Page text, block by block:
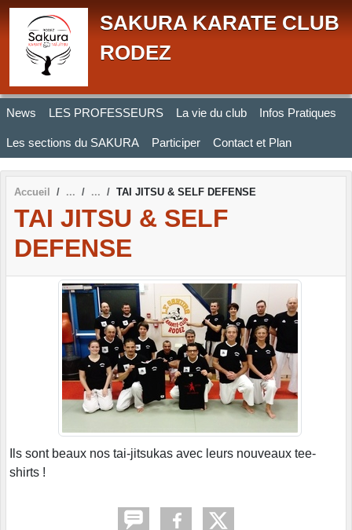
SAKURA KARATE CLUB
RODEZ
News LES PROFESSEURS La vie du club Infos Pratiques
Les sections du SAKURA Participer Contact et Plan
Accueil TAI JITSU & SELF DEFENSE
TAI JITSU & SELF
DEFENSE
Ils sont beaux nos tai-jitsukas avec leurs nouveaux tee-
shirts !
Panneau de gestion des cookies